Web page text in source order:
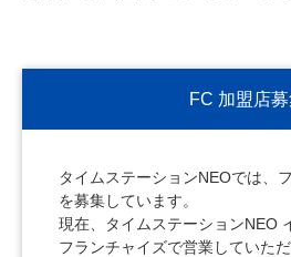
FC 加盟店
タイムステーションNEOでは、
を募集しています。
現在、タイムステーションNEO
フランチャイズで営業していただ